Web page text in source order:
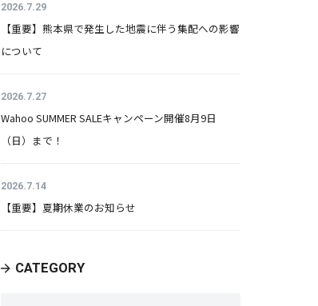
2026.7.29
【重要】熊本県で発生した地震に伴う集配への影響
について
2026.7.27
Wahoo SUMMER SALEキャンペーン開催8月9日
（日）まで！
2026.7.14
【重要】夏期休業のお知らせ
CATEGORY